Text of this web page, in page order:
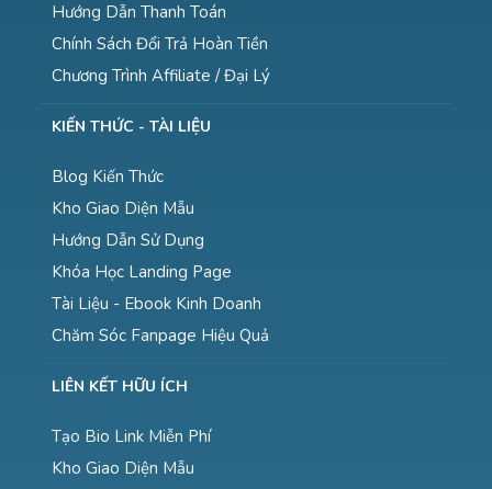
Hướng Dẫn Thanh Toán
Chính Sách Đổi Trả Hoàn Tiền
Chương Trình Affiliate / Đại Lý
KIẾN THỨC - TÀI LIỆU
Blog Kiến Thức
Kho Giao Diện Mẫu
Hướng Dẫn Sử Dụng
Khóa Học Landing Page
Tài Liệu - Ebook Kinh Doanh
Chăm Sóc Fanpage Hiệu Quả
LIÊN KẾT HỮU ÍCH
Tạo Bio Link Miễn Phí
Kho Giao Diện Mẫu